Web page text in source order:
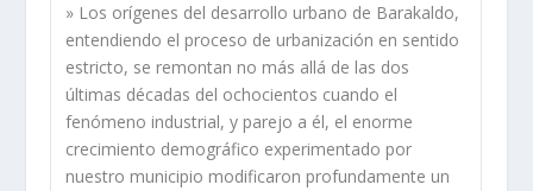
» Los orí­genes del desarrollo urbano de Barakaldo,
entendiendo el proceso de urbanización en sentido
estricto, se remontan no más allá de las dos
últimas décadas del ochocientos cuando el
fenómeno industrial, y parejo a él, el enorme
crecimiento demográfico experimentado por
nuestro municipio modificaron profundamente un